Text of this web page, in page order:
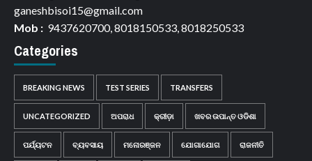
ganeshbisoi15@gmail.com
Mob : 9437620700, 8018150533, 8018250533
Categories
BREAKING NEWS TEST SERIES TRANSFERS
UNCATEGORIZED ଅପରାଧ କ୍ରୀଡ଼ା ଖବର ଉପାନ୍ତ ଓଡିଶା
ପର୍ଯ୍ୟଟନ ବ୍ୟବସାୟ ମନୋରଞ୍ଜନ ଯୋଗାଯୋଗ ରାଜନୀତି